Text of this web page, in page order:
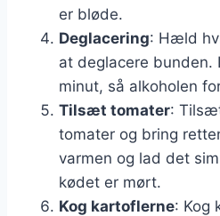
er bløde.
Deglacering: Hæld
at deglacere bunden.
minut, så alkoholen
Tilsæt tomater:
tomater og bring
varmen og lad det
kødet er mørt.
Kog kartoflerne: Kog